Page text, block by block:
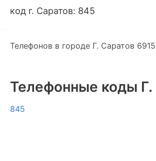
код г. Саратов: 845
Телефонов в городе Г. Саратов
Телефонные коды Г.
845